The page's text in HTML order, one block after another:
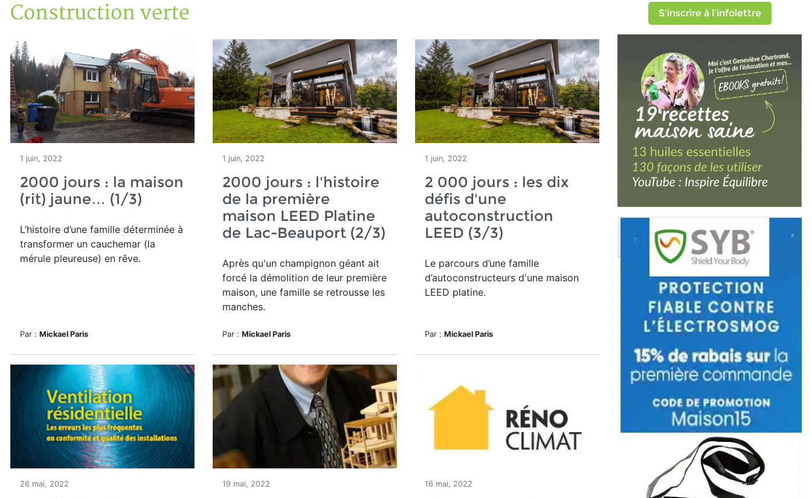
Accueil
Articles
Construction verte
Construction verte
1 juin, 2022
2000 jours : la maison
(rit) jaune… (1/3)
L’histoire d’une famille déterminée à
transformer un cauchemar (la
mérule pleureuse) en rêve.
Par : Mickael Paris
1 juin, 2022
2000 jours : l'histoire
de la première
maison LEED Platine
de Lac-Beauport (2/3)
Après qu'un champignon géant ait
forcé la démolition de leur première
maison, une famille se retrousse les
manches.
Par : Mickael Paris
1 juin, 2022
2 000 jours : les dix
défis d'une
autoconstruction
LEED (3/3)
Le parcours d’une famille
d’autoconstructeurs d'une maison
LEED platine.
Par : Mickael Paris
26 mai, 2022 19 mai, 2022 16 mai, 2022
S'inscrire à l'infolettre